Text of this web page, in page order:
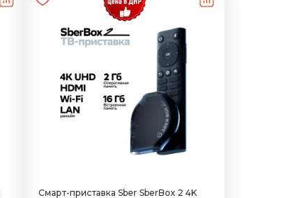
Смарт-приставка Sber SberBox 2 4K